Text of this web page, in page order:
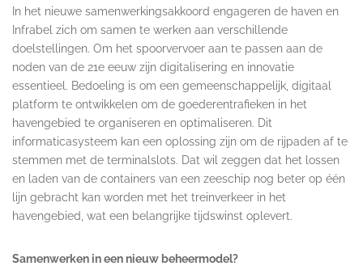
In het nieuwe samenwerkingsakkoord engageren de haven en
Infrabel zich om samen te werken aan verschillende
doelstellingen. Om het spoorvervoer aan te passen aan de
noden van de 21e eeuw zijn digitalisering en innovatie
essentieel. Bedoeling is om een gemeenschappelijk, digitaal
platform te ontwikkelen om de goederentrafieken in het
havengebied te organiseren en optimaliseren. Dit
informaticasysteem kan een oplossing zijn om de rijpaden af te
stemmen met de terminalslots. Dat wil zeggen dat het lossen
en laden van de containers van een zeeschip nog beter op één
lijn gebracht kan worden met het treinverkeer in het
havengebied, wat een belangrijke tijdswinst oplevert.
Samenwerken in een nieuw beheermodel?